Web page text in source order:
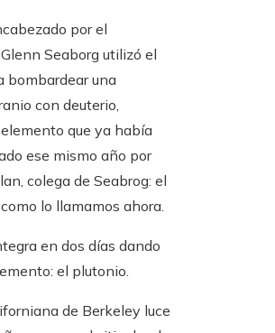
por el
Seaborg utilizó el
bombardear una
con deuterio,
que ya había
ese mismo año por
colega de Seabrog: el
lo llamamos ahora.
en dos días dando
el plutonio.
de Berkeley luce